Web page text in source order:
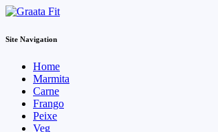
Site Navigation
Home
Marmita
Carne
Frango
Peixe
Veg